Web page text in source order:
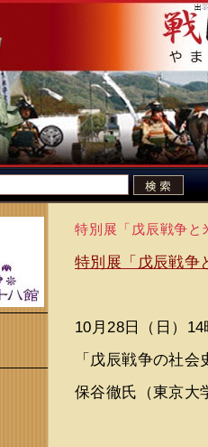
特別展「戊辰戦争と
特別展「戊辰戦争
10月28日（日）
「戊辰戦争の社
保谷徹氏（東京大